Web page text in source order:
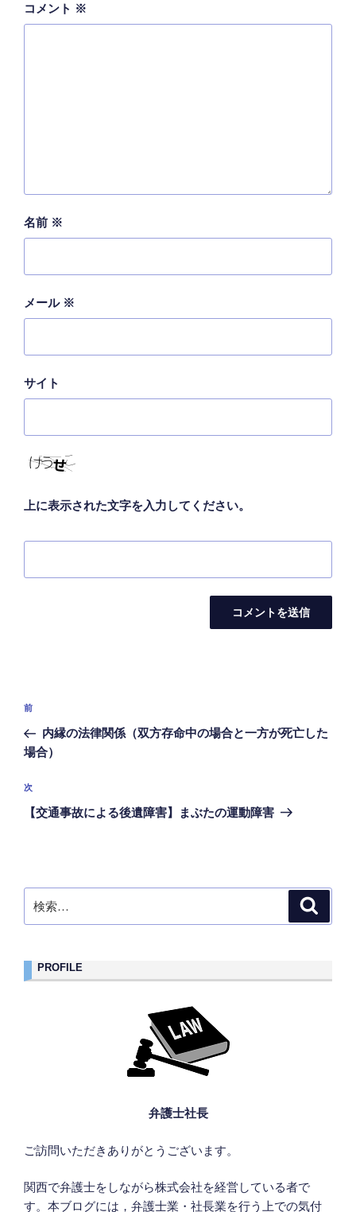
コメント ※
名前 ※
メール ※
サイト
上に表示された文字を入力してください。
投
ナ
ゲ
ー
前
の
投
前
内縁の法律関係（双方存命中の場合と一方が死亡した
場合）
次
の
次
【交通事故による後遺障害】まぶたの運動障害
索:
PROFILE
弁護士社長
ご訪問いただきありがとうございます。
関西で弁護士をしながら株式会社を経営している者で
す。本ブログには，弁護士業・社長業を行う上での気付